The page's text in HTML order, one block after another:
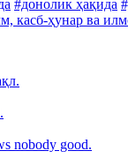
#донолик ҳақида
касб-ҳунар ва
nobody good.